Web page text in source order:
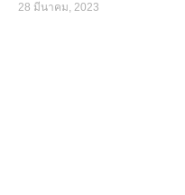
28 มีนาคม, 2023